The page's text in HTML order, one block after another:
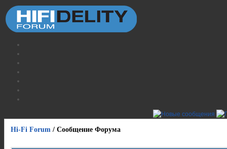
Hi-Fi Forum / Сообщение Форума